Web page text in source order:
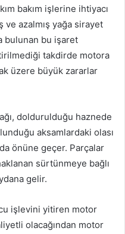
bakım işlerine ihtiyacı
ve azalmış yağa sirayet
bulunan bu işaret
takdirde motora
üzere büyük zararlar
doldurulduğu haznede
aksamlardaki olası
önüne geçer. Parçalar
sürtünmeye bağlı
gelir.
işlevini yitiren motor
olacağından motor